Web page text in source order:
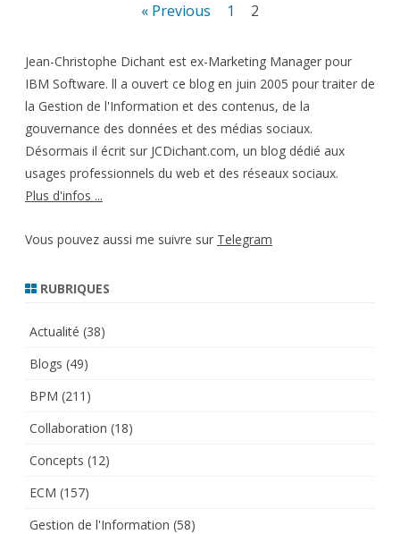
publications
« Previous 1 2
Jean-Christophe Dichant est ex-Marketing Manager pour
IBM Software. ll a ouvert ce blog en juin 2005 pour traiter de
la Gestion de l'Information et des contenus, de la
gouvernance des données et des médias sociaux.
Désormais il écrit sur JCDichant.com, un blog dédié aux
usages professionnels du web et des réseaux sociaux.
Plus d'infos ...
Vous pouvez aussi me suivre sur Telegram
RUBRIQUES
Actualité (38)
Blogs (49)
BPM (211)
Collaboration (18)
Concepts (12)
ECM (157)
Gestion de l'Information (58)